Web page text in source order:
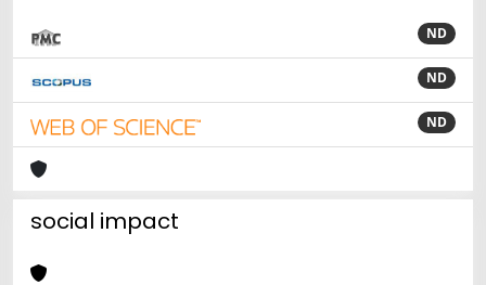
ND
ND
ND
social impact